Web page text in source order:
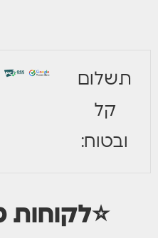
תשלום
קל
ובטוח:
⭐לקוחות